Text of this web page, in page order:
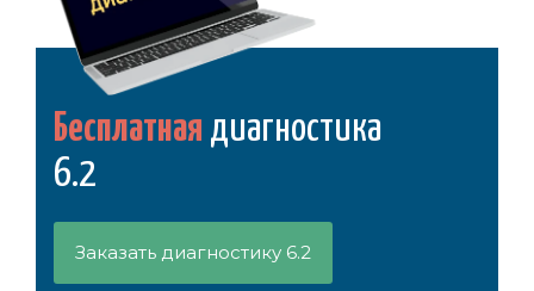
Бесплатная диагностика
6.2
Заказать диагностику 6.2